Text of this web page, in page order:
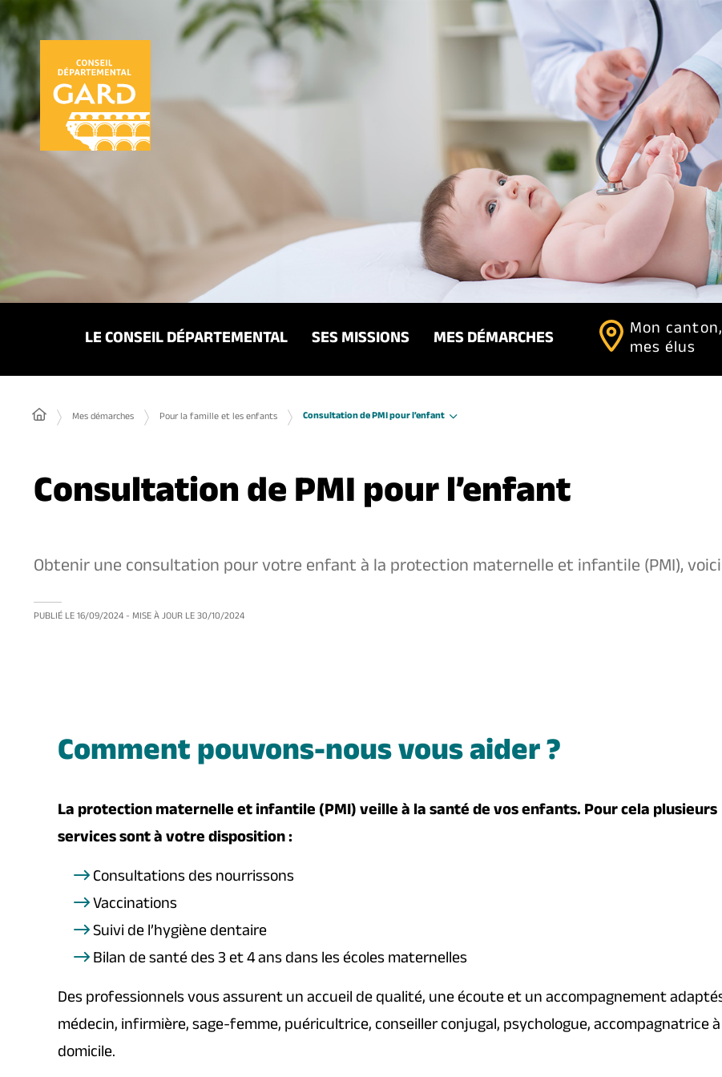
Panneau de gestion des cookies
LE CONSEIL DÉPARTEMENTAL SES MISSIONS MES DÉMARCHES Mon canton,
mes élus
Mes démarches Pour la famille et les enfants Consultation de PMI pour l’enfant
Consultation de PMI pour l’enfant
Obtenir une consultation pour votre enfant à la protection maternelle et infantile (PMI),
PUBLIÉ LE16/09/2024 - MISE À JOUR LE30/10/2024
Comment pouvons-nous vous aider ?
La protection maternelle et infantile (PMI) veille à la santé de vos enfants. Pour cela plusieurs
services sont à votre disposition :
Consultations des nourrissons
Vaccinations
Suivi de l’hygiène dentaire
Bilan de santé des 3 et 4 ans dans les écoles maternelles
Des professionnels vous assurent un accueil de qualité, une écoute et un accompagnement
médecin, infirmière, sage-femme, puéricultrice, conseiller conjugal, psychologue, accompagnatrice à
domicile.